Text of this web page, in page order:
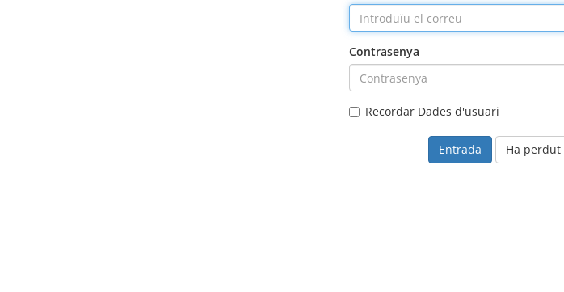
Contrasenya
Recordar Dades d'usuari
Ha perdut